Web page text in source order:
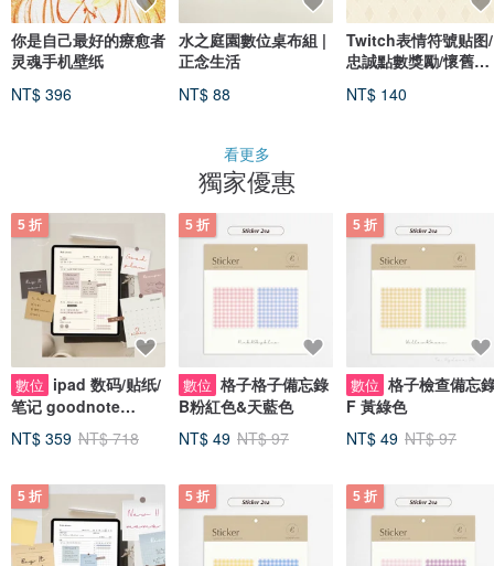
你是自己最好的療愈者
灵魂手机壁纸
NT$ 396
水之庭園數位桌布組 |
正念生活
NT$ 88
Twitch表情符號贴图/
忠誠點數獎勵/懷舊像
NT$ 140
看更多
獨家優惠
5 折
數位 ipad 数码/贴纸/
笔记 goodnote
sticker daily memo
每週電子手帳
NT$ 359 NT$ 718
5 折
5 折
數位 格子格子備忘錄
B粉紅色&天藍色
NT$ 49 NT$ 97
5 折
5 折
數位 格子檢查備忘
F 黃綠色
NT$ 49 NT$ 97
5 折